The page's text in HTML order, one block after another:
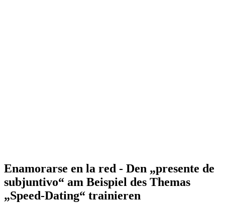
Enamorarse en la red - Den „presente de
subjuntivo“ am Beispiel des Themas
„Speed-Dating“ trainieren